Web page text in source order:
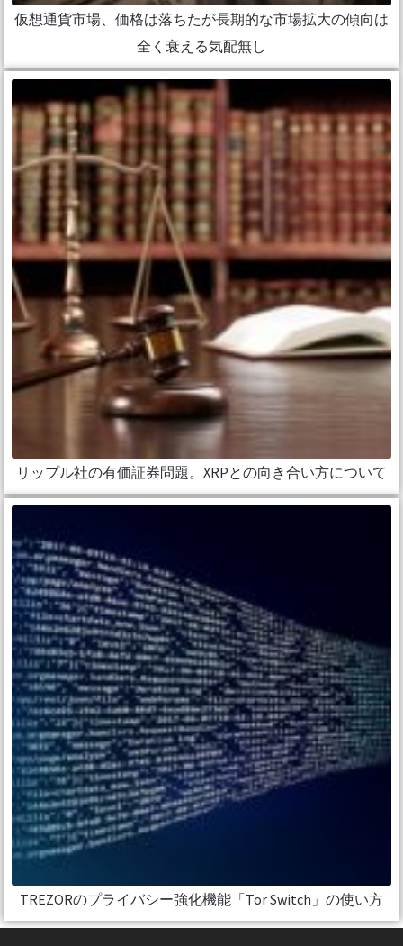
仮想通貨市場、価格は落ちたが長期的な市場拡大の傾向は
全く衰える気配無し
リップル社の有価証券問題。XRPとの向き合い方について
TREZORのプライバシー強化機能「Tor Switch」の使い方